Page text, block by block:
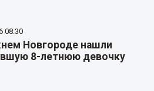
08:30
Новгороде нашли
8-летнюю девочку